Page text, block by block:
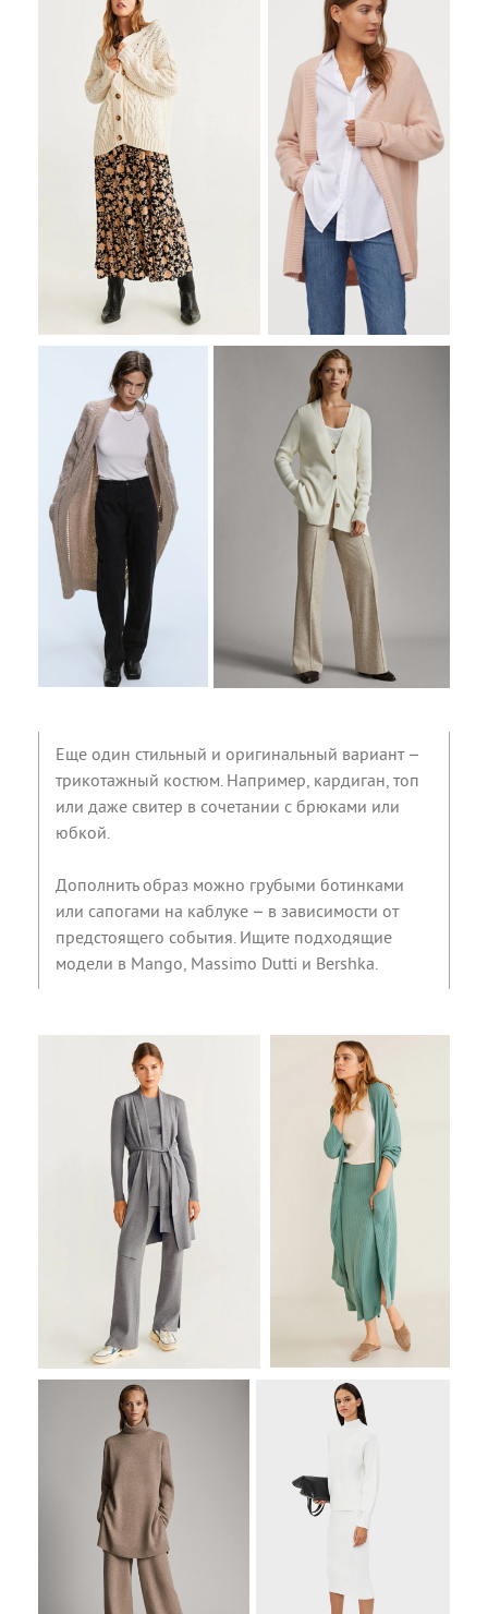
Еще один стильный и оригинальный вариант –
трикотажный костюм. Например, кардиган, топ
или даже свитер в сочетании с брюками или
юбкой.
Дополнить образ можно грубыми ботинками
или сапогами на каблуке – в зависимости от
предстоящего события. Ищите подходящие
модели в Mango, Massimo Dutti и Bershka.